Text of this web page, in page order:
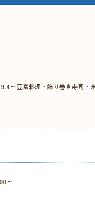
～豆腐料理・飾り巻き寿司・
～